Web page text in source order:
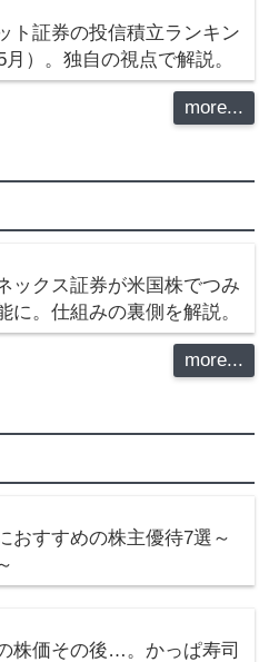
ト証券の投信積立ランキン
月）。独自の視点で解説。
more...
ックス証券が米国株でつみ
に。仕組みの裏側を解説。
more...
おすすめの株主優待7選～
株価その後…。かっぱ寿司